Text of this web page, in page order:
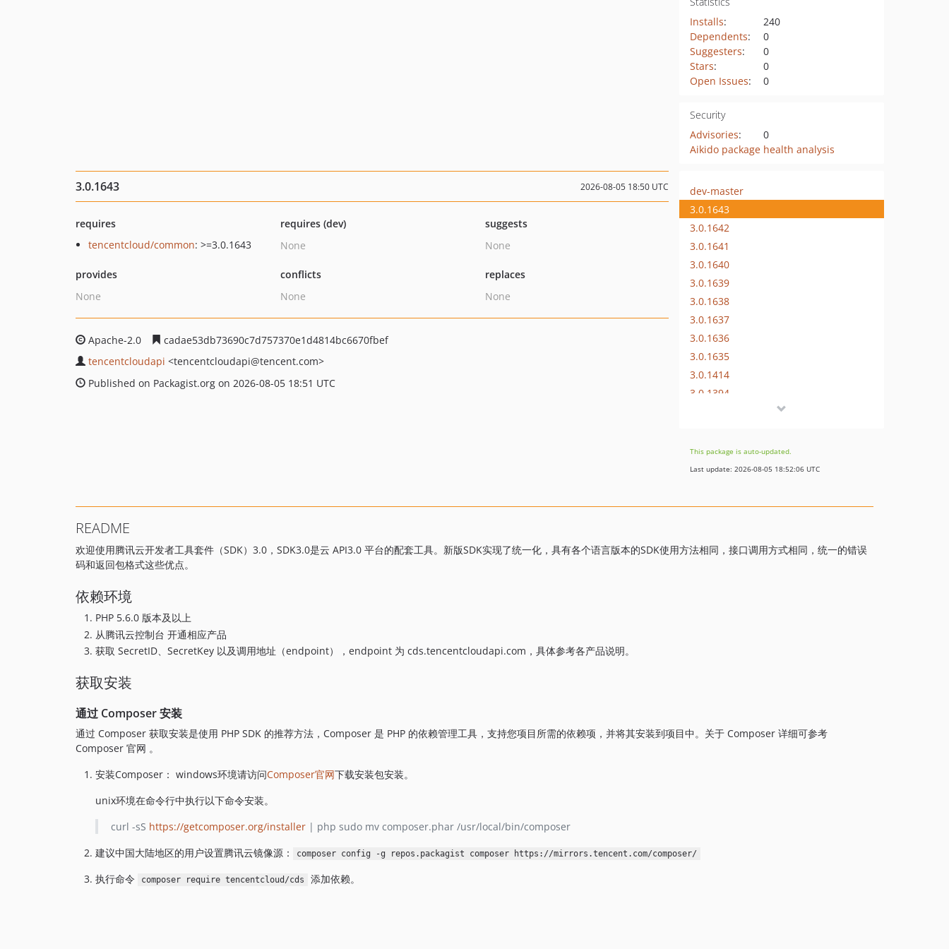
Installs:
240
Dependents:
0
Suggesters:
0
Stars:
0
Open Issues: 0
Security
Advisories:
0
Aikido package health analysis
3.0.1643 2026-08-05 18:50 UTC
requires
tencentcloud/common: >=3.0.1643
requires (dev)
None
suggests
None
provides
None
conflicts
None
replaces
None
Apache-2.0
cadae53db73690c7d757370e1d4814bc6670fbef
tencentcloudapi <tencentcloudapi@tencent.com>
Published on Packagist.org on 2026-08-05 18:51 UTC
dev-master
3.0.1643
3.0.1642
3.0.1641
3.0.1640
3.0.1639
3.0.1638
3.0.1637
3.0.1636
3.0.1635
3.0.1414
3.0.1394
3.0.1391
3.0.1390
3.0.1385
3.0.1375
3.0.1369
This package is auto-updated.
Last update: 2026-08-05 18:52:06 UTC
README
欢迎使用腾讯云开发者工具套件（SDK）3.0，SDK3.0是云 API3.0 平台的配套工具。新版SDK实现了统一化，具有各个语言版本的SDK使用方法相同，接口调用方式相同，统一的错误
码和返回包格式这些优点。
依赖环境
PHP 5.6.0 版本及以上
从腾讯云控制台 开通相应产品
获取 SecretID、SecretKey 以及调用地址（endpoint），endpoint 为 cds.tencentcloudapi.com，具体参考各产品说明。
获取安装
通过 Composer 安装
通过 Composer 获取安装是使用 PHP SDK 的推荐方法，Composer 是 PHP 的依赖管理工具，支持您项目所需的依赖项，并将其安装到项目中。关于 Composer 详细可参考
Composer 官网 。
安装Composer： windows环境请访问Composer官网下载安装包安装。
unix环境在命令行中执行以下命令安装。
curl -sS https://getcomposer.org/installer| php sudo mv composer.phar /usr/local/bin/composer
建议中国大陆地区的用户设置腾讯云镜像源：
composer config -g repos.packagist composer https://mirrors.tencent.com/composer/
执行命令 composer require tencentcloud/cds 添加依赖。